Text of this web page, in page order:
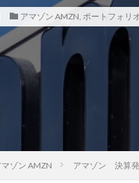
アマゾン AMZN, ポートフォリ
マゾン AMZN アマゾン 決算発